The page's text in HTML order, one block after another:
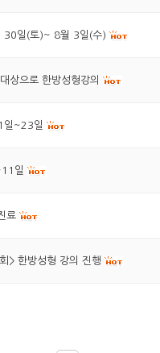
30일(토)~ 8월 3일(수)
상으로 한방성형강의
일~23일
일
료
> 한방성형 강의 진행